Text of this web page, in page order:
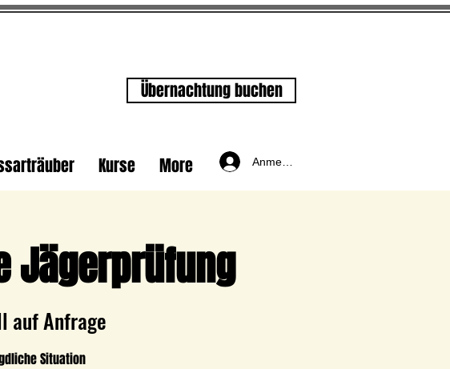
Anmelden
Übernachtung buchen
Kurse More
Jägerprüfung
auf Anfrage
Situation